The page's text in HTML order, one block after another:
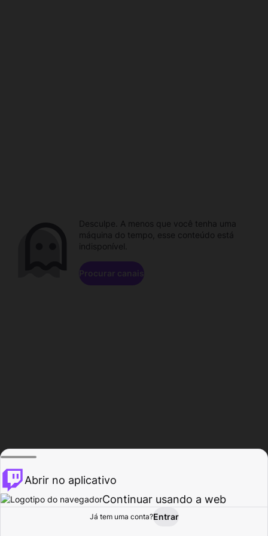
Procurar Atividade
Desculpe. A menos que você tenha uma
máquina do tempo, esse conteúdo está
indisponível.
Procurar canais
Abrir no aplicativo
Continuar usando a web
Já tem uma conta?Entrar